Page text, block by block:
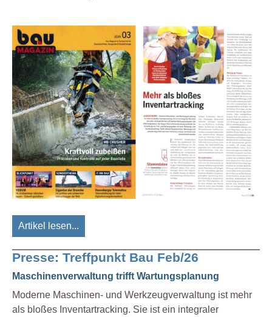
Artikel lesen...
Presse: Treffpunkt Bau Feb/26
Maschinenverwaltung trifft Wartungsplanung
Moderne Maschinen- und Werkzeugverwaltung ist mehr
als bloßes Inventartracking. Sie ist ein integraler